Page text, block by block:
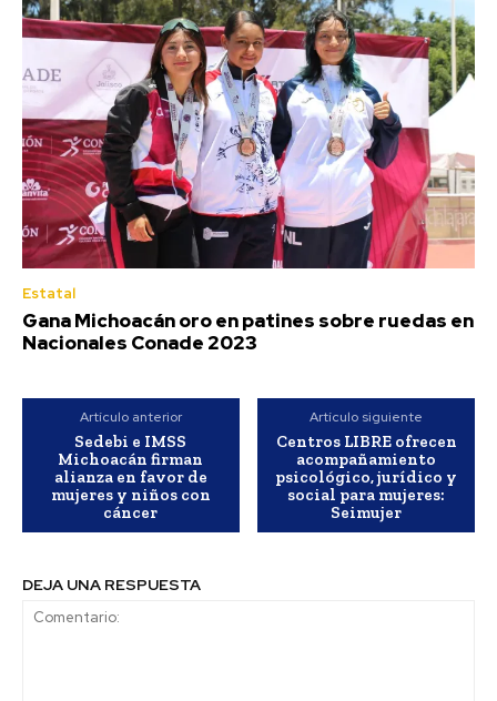
Estatal
Gana Michoacán oro en patines sobre ruedas en
Nacionales Conade 2023
Artículo anterior
Sedebi e IMSS
Michoacán firman
alianza en favor de
mujeres y niños con
cáncer
Artículo siguiente
Centros LIBRE ofrecen
acompañamiento
psicológico, jurídico y
social para mujeres:
Seimujer
DEJA UNA RESPUESTA